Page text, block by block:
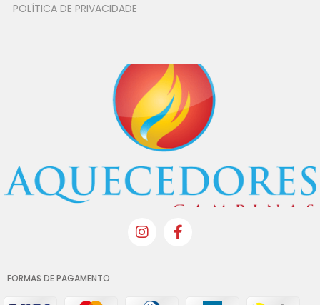
POLÍTICA DE PRIVACIDADE
FORMAS DE PAGAMENTO